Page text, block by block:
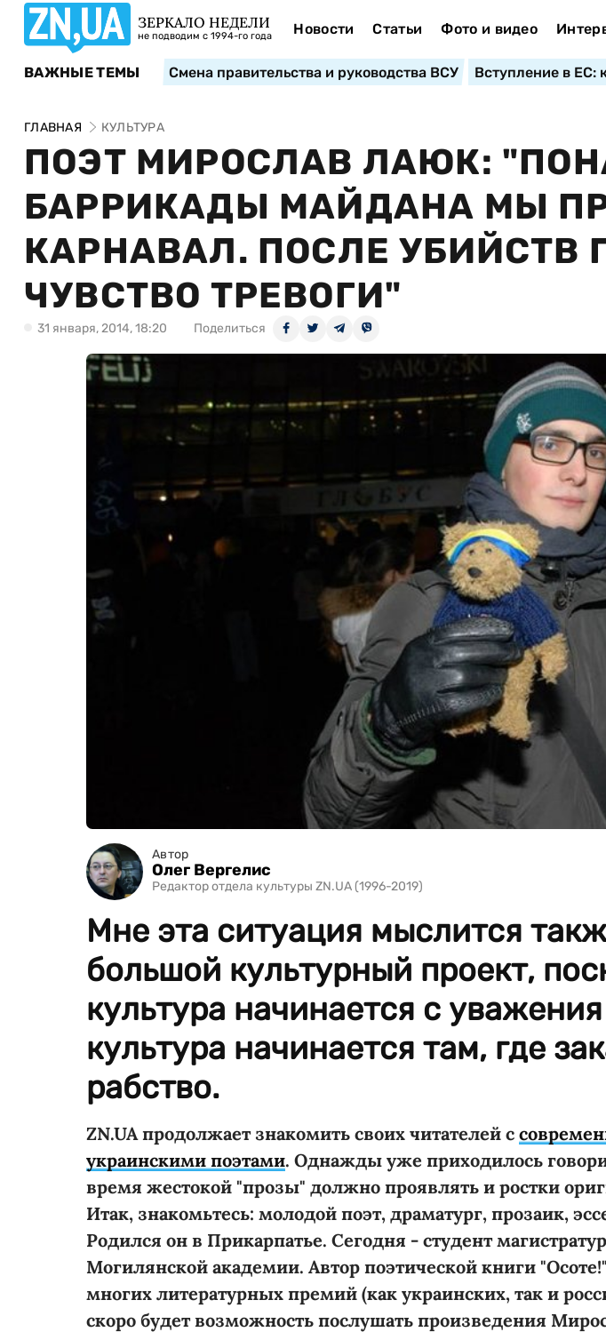
ЗЕРКАЛО НЕДЕЛИ
не подводим с 1994-го года Новости Статьи Фото и видео
ВАЖНЫЕ ТЕМЫ Смена правительства и руководства ВСУ Вступление в ЕС:
ГЛАВНАЯ КУЛЬТУРА
ПОЭТ МИРОСЛАВ ЛАЮК:
БАРРИКАДЫ МАЙДАНА МЫ
КАРНАВАЛ. ПОСЛЕ УБИЙСТВ
ЧУВСТВО ТРЕВОГИ"
31 января, 2014, 18:20 Поделиться
Автор
Олег Вергелис
Редактор отдела культуры ZN.UA (1996-2019)
Мне эта ситуация мыслится
большой культурный проект,
культура начинается с
культура начинается там, где
рабство.
ZN.UA продолжает знакомить своих читателей с
украинскими поэтами. Однажды уже приходилось
время жестокой "прозы" должно проявлять и ростки
Итак, знакомьтесь: молодой поэт, драматург, прозаик,
Родился он в Прикарпатье. Сегодня - студент
Могилянской академии. Автор поэтической книги
многих литературных премий (как украинских, так и
скоро будет возможность послушать произведения